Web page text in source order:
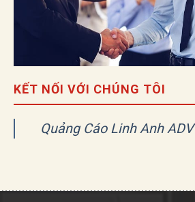
KẾT NỐI VỚI CHÚNG TÔI
Quảng Cáo Linh Anh ADV